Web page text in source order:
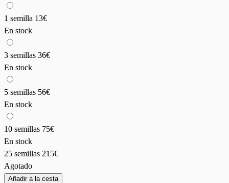
1 semilla 13€
En stock
3 semillas 36€
En stock
5 semillas 56€
En stock
10 semillas 75€
En stock
25 semillas 215€
Agotado
Añadir a la cesta